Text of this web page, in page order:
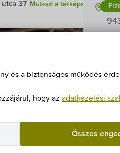
és a biztonságos működés
hogy az adatkezelési
Összes
utca 37 Mutasd a térképen